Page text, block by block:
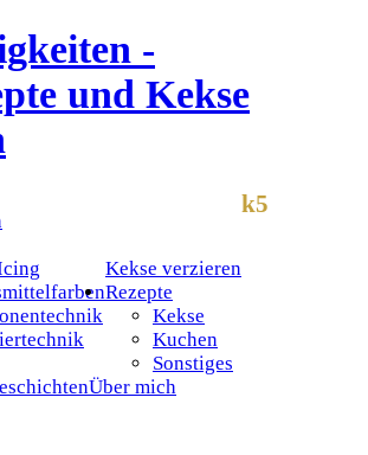
Kekse verzieren
Rezepte
Kekse
Kuchen
Sonstiges
Über mich
k5